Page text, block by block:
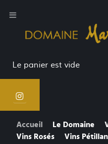
Le panier est vide
Accueil Le Domaine
Vins Rosés
Vins